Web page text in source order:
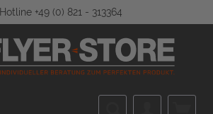
Hotline +49 (0) 821 - 313364